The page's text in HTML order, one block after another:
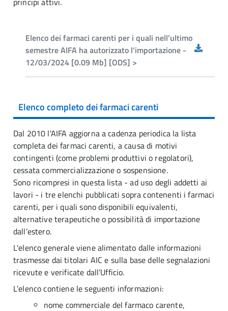
Elenco dei farmaci carenti per i quali nell'ultimo
semestre AIFA ha autorizzato l'importazione -
12/03/2024 [0.09 Mb] [ODS] >
Elenco completo dei farmaci carenti
Dal 2010 l'AIFA aggiorna a cadenza periodica la lista
completa dei farmaci carenti, a causa di motivi
contingenti (come problemi produttivi o regolatori),
cessata commercializzazione o sospensione.
Sono ricompresi in questa lista - ad uso degli addetti ai
lavori - i tre elenchi pubblicati sopra contenenti i farmaci
carenti, per i quali sono disponibili equivalenti,
alternative terapeutiche o possibilità di importazione
dall’estero.
L'elenco generale viene alimentato dalle informazioni
trasmesse dai titolari AIC e sulla base delle segnalazioni
ricevute e verificate dall’Ufficio.
L’elenco contiene le seguenti informazioni:
nome commerciale del farmaco carente,